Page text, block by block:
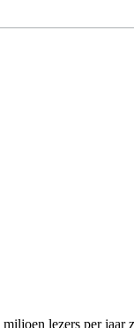
lezers per jaar